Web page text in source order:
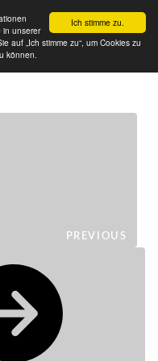
Ich stimme zu.
in unserer
auf „Ich stimme zu“, um Cookies zu
können.
PREVIOUS